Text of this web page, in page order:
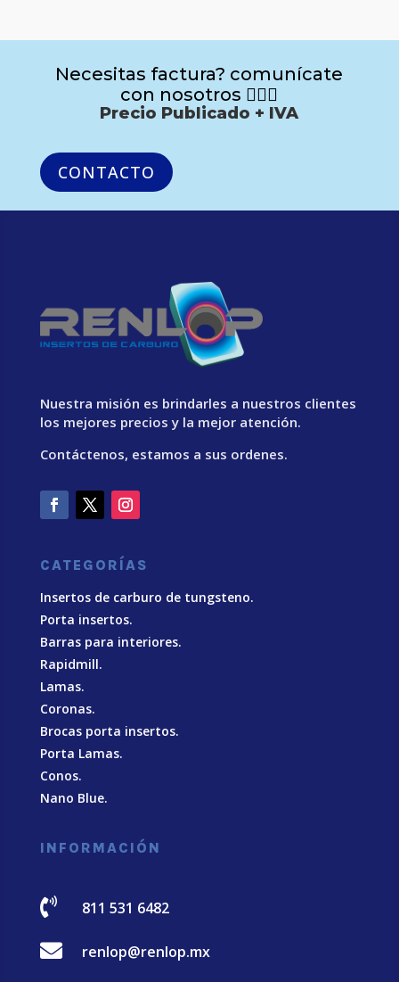
Necesitas factura? comunícate
con nosotros 🙋🏻‍♂️
Precio Publicado + IVA
CONTACTO
Nuestra misión es brindarles a nuestros clientes
los mejores precios y la mejor atención.
Contáctenos, estamos a sus ordenes.
CATEGORÍAS
Insertos de carburo de tungsteno.
Porta insertos.
Barras para interiores.
Rapidmill.
Lamas.
Coronas.
Brocas porta insertos.
Porta Lamas.
Conos.
Nano Blue.
INFORMACIÓN
 811 531 6482
 renlop@renlop.mx